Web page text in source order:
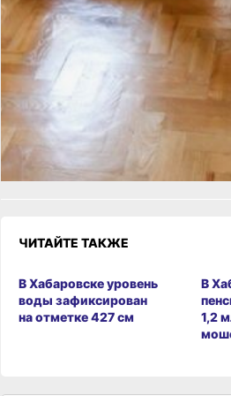
В ТЕМУ:
Как грамотно организовать
участке: советы хабаровчанам
Читайте нас в соцсетях:
ВКонтакте
Одноклассники,
Телеграм
Как вам
Огонь!
Супер Удивило
Разочарование
ЧИТАЙТЕ ТАКЖЕ
В Хабаровске уровень
воды зафиксирован
на отметке 427 см
В
1,2